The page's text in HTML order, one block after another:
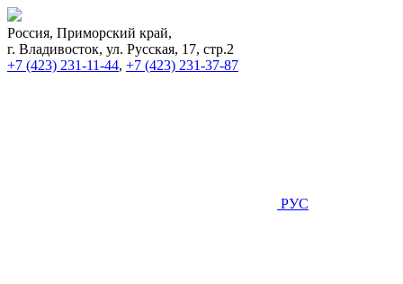
Россия, Приморский край,
г. Владивосток, ул. Русская, 17, стр.2
+7 (423) 231-11-44, +7 (423) 231-37-87
РУС